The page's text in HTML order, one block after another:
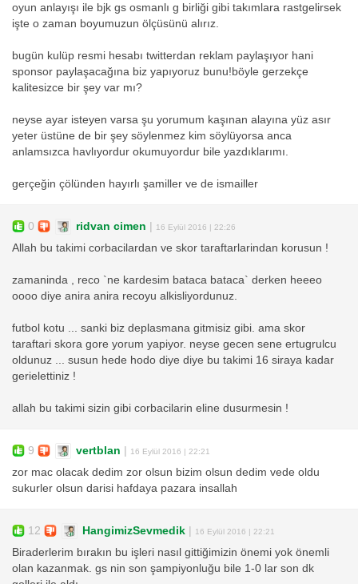
oyun anlayışı ile bjk gs osmanlı g birliği gibi takımlara rastgelirsek
işte o zaman boyumuzun ölçüsünü alırız.
bugün kulüp resmi hesabı twitterdan reklam paylaşıyor hani
sponsor paylaşacağına biz yapıyoruz bunu!böyle gerzekçe
kalitesizce bir şey var mı?
neyse ayar isteyen varsa şu yorumum kaşınan alayına yüz asır
yeter üstüne de bir şey söylenmez kim söylüyorsa anca
anlamsızca havlıyordur okumuyordur bile yazdıklarımı.
gerçeğin çölünden hayırlı şamiller ve de ismailler
0 ridvan cimen | 16 Eylül 2016 | 22:26
Allah bu takimi corbacilardan ve skor taraftarlarindan korusun !
zamaninda , reco `ne kardesim bataca bataca` derken heeeo
oooo diye anira anira recoyu alkisliyordunuz.
futbol kotu ... sanki biz deplasmana gitmisiz gibi. ama skor
taraftari skora gore yorum yapiyor. neyse gecen sene ertugrulcu
oldunuz ... susun hede hodo diye diye bu takimi 16 siraya kadar
gerielettiniz !
allah bu takimi sizin gibi corbacilarin eline dusurmesin !
9 vertblan | 16 Eylül 2016 | 22:21
zor mac olacak dedim zor olsun bizim olsun dedim vede oldu
sukurler olsun darisi hafdaya pazara insallah
12 HangimizSevmedik | 16 Eylül 2016 | 22:21
Biraderlerim bırakın bu işleri nasıl gittiğimizin önemi yok önemli
olan kazanmak. gs nin son şampiyonluğu bile 1-0 lar son dk